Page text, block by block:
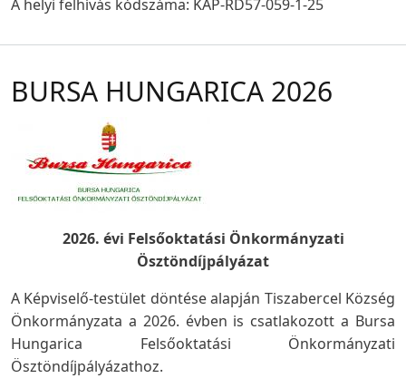
A helyi felhívás kódszáma: KAP-RD57-059-1-25
BURSA HUNGARICA 2026
2026. évi Felsőoktatási Önkormányzati
Ösztöndíjpályázat
A Képviselő-testület döntése alapján Tiszabercel Község
Önkormányzata a 2026. évben is csatlakozott a Bursa
Hungarica Felsőoktatási Önkormányzati
Ösztöndíjpályázathoz.